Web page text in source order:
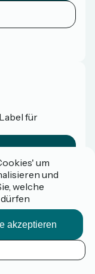
für
France
um
und
welche
akzeptieren